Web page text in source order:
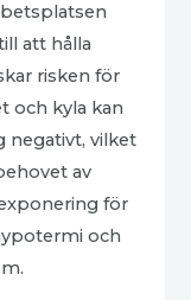
att hålla
risken för
och kyla kan
negativt, vilket
av
för
och